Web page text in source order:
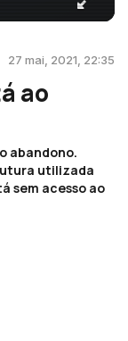
27 mai, 2021, 22:35
ao
abandono.
utilizada
sem acesso ao